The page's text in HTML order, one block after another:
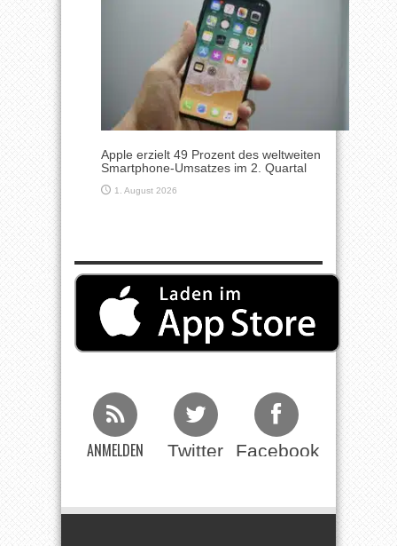
Apple erzielt 49 Prozent des weltweiten
Smartphone-Umsatzes im 2. Quartal
1. August 2026
ANMELDEN Twitter Facebook